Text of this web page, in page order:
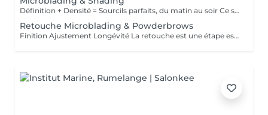
Définition + Densité = Sourcils parfaits, du matin au soir Ce soin combine deux techniques complémentaires pour un résultat à la fois structuré, doux et sophistiqué : Le microblading (effet poil à poil) recrée chaque poil avec une extrême précision pour redessiner et restructurer la ligne naturelle du sourcil. Le shading (ombrage en dégradé) ajoute de la densité et un effet maquillé très subtil, comme un léger poudré. Cette combinaison est idéale pour les sourcils clairsemés, asymétriques ou manquant de définition, et convient à tous les types de peau, y compris les peaux grasses. Résultat : des sourcils naturels à la base, plus intenses vers la queue, avec un effet make-up no make-up longue durée. Tenue : 12 à 24 mois selon le type de peau et l'entretien.
Retouche Microblading & Powderbrows
Finition Ajustement Longévité La retouche est une étape essentielle pour parfaire le résultat initial du microblading ou des powder brows. Elle permet de : ajuster la forme ou l'intensité, renforcer la couleur, corriger les éventuelles irrégularités liées à la cicatrisation, prolonger la tenue du maquillage semi-permanent. Première retouche recommandée 4 à 8 semaines après la première séance. Ensuite, des retouches annuelles sont conseillées pour entretenir la couleur et la netteté du tracé. Résultat : des sourcils toujours frais, nets et parfaitement définis, sur le long terme. Ce tarif s'applique uniquement aux microbladings & Powderbrows réalisés par notre artiste.